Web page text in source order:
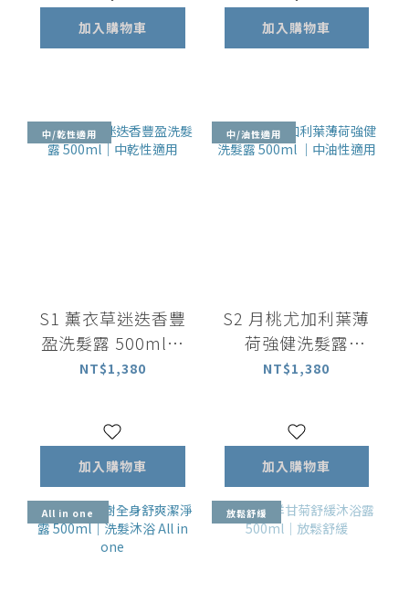
加入購物車 加入購物車
中/乾性適用
S1 薰衣草迷迭香豐
盈洗髮露 500ml｜
中乾性適用
NT$1,380
加入購物車
中/油性適用
S2 月桃尤加利葉薄
荷強健洗髮露
500ml ｜中油性適
NT$1,380
加入購物車
All in one 放鬆舒緩